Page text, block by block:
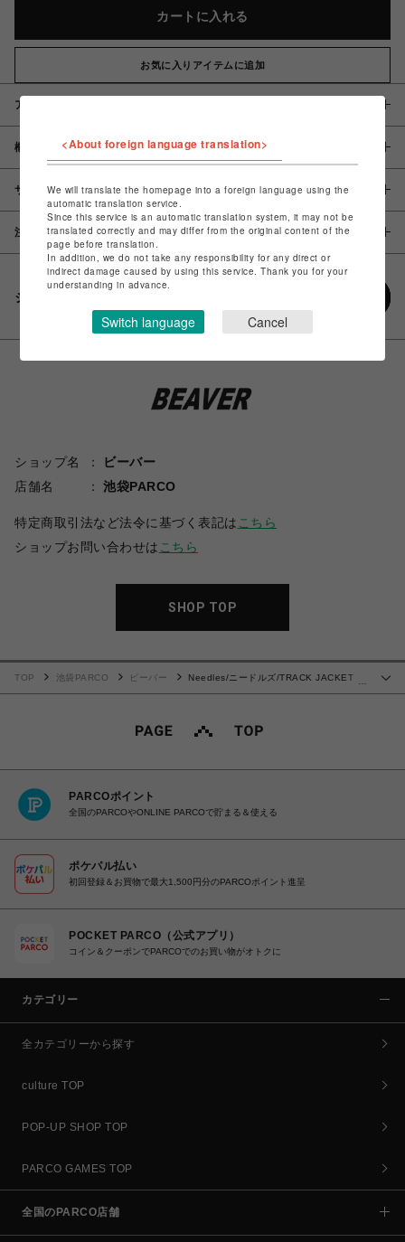
カートに入れる
お気に入りアイテムに追加
アイテム説明 / 素材
概要
サイズ
注意事項
シェアする
ショップ名
ビーバー
店舗名
池袋PARCO
特定商取引法など法令に基づく表記は こちら
ショップお問い合わせは こちら
SHOP TOP
TOP 池袋PARCO ビーバー
Needles/ニードルズ/TRACK JACKET -
PARCOポイント
全国のPARCOやONLINE PARCOで貯まる＆使える
ポケパル払い
初回登録＆お買物で最大1,500円分のPARCOポイント進呈
POCKET PARCO（公式アプリ）
コイン＆クーポンでPARCOでのお買い物がオトクに
カテゴリー
全カテゴリーから探す
culture TOP
POP-UP SHOP TOP
PARCO GAMES TOP
全国のPARCO店舗
<About foreign language translation>
We will translate the homepage into a foreign language using the
automatic translation service.
Since this service is an automatic translation system, it may not be
translated correctly and may differ from the original content of the
page before translation.
In addition, we do not take any responsibility for any direct or
indirect damage caused by using this service. Thank you for your
understanding in advance.
Switch language Cancel